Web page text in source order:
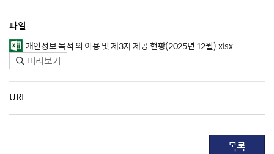
파일
개인정보 목적 외 이용 및 제3자 제공 현황(2025년 12월).xlsx
미리보기
URL
목록